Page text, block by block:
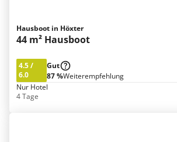
Hausboot in Höxter
44 m² Hausboot
4.5/
6.0
Gut
87 %Weiterempfehlung
Nur Hotel
4 Tage